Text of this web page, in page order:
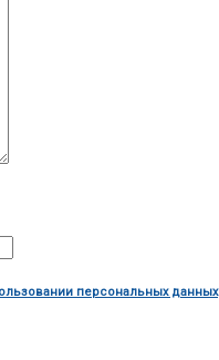
персональных данных